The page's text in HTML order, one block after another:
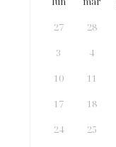
27 28
3
4
10
11
17
18
24
25